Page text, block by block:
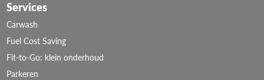
Services
Carwash
Fuel Cost Saving
Fit-to-Go: klein onderhoud
Parkeren